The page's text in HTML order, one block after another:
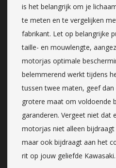
is het belangrijk om je
te meten en te vergelijken
fabrikant. Let op belangrijke
taille- en mouwlengte,
motorjas optimale
belemmerend werkt tijdens
tussen twee maten, geef
grotere maat om voldoende
garanderen. Vergeet niet dat
motorjas niet alleen
maar ook bijdraagt aan het
rit op jouw geliefde Kawasaki.